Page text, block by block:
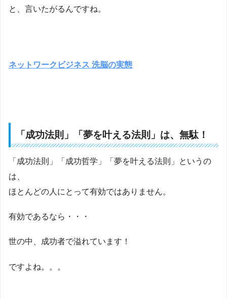
と、言いたがるんですね。
ネットワークビジネス 洗脳の実態
「成功法則」「夢を叶える法則」は、無駄！
「成功法則」「成功哲学」「夢を叶える法則」というの
は、
ほとんどの人にとって有効ではありません。
有効であるなら・・・
世の中、成功者で溢れています！
ですよね。。。